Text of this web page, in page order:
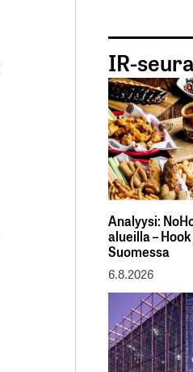
IR-
Analyysi:
alueilla –
Suomessa
6.8.2026